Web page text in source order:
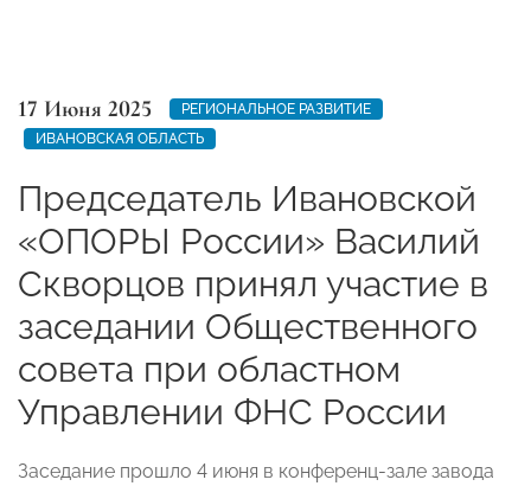
17 Июня 2025
РЕГИОНАЛЬНОЕ РАЗВИТИЕ
ИВАНОВСКАЯ ОБЛАСТЬ
Председатель Ивановской
«ОПОРЫ России» Василий
Скворцов принял участие в
заседании Общественного
совета при областном
Управлении ФНС России
Заседание прошло 4 июня в конференц-зале завода